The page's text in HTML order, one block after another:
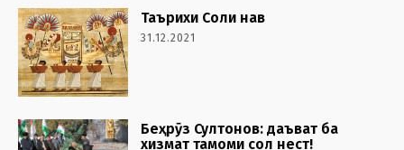
Таърихи Соли нав
31.12.2021
Беҳрӯз Султонов: даъват ба
хизмат тамоми сол нест!